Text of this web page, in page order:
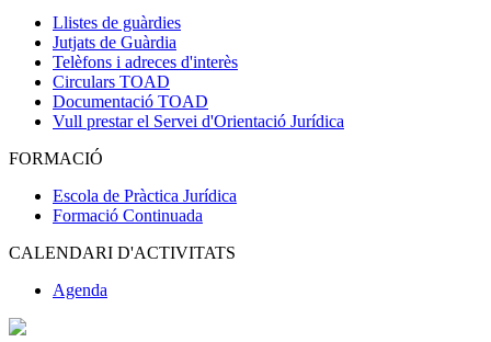
Llistes de guàrdies
Jutjats de Guàrdia
Telèfons i adreces d'interès
Circulars TOAD
Documentació TOAD
Vull prestar el Servei d'Orientació Jurídica
FORMACIÓ
Escola de Pràctica Jurídica
Formació Continuada
CALENDARI D'ACTIVITATS
Agenda